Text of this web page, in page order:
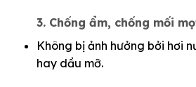
3. Chống ẩm, chống mối
Không bị ảnh hưởng bởi hơi
hay dầu mỡ.